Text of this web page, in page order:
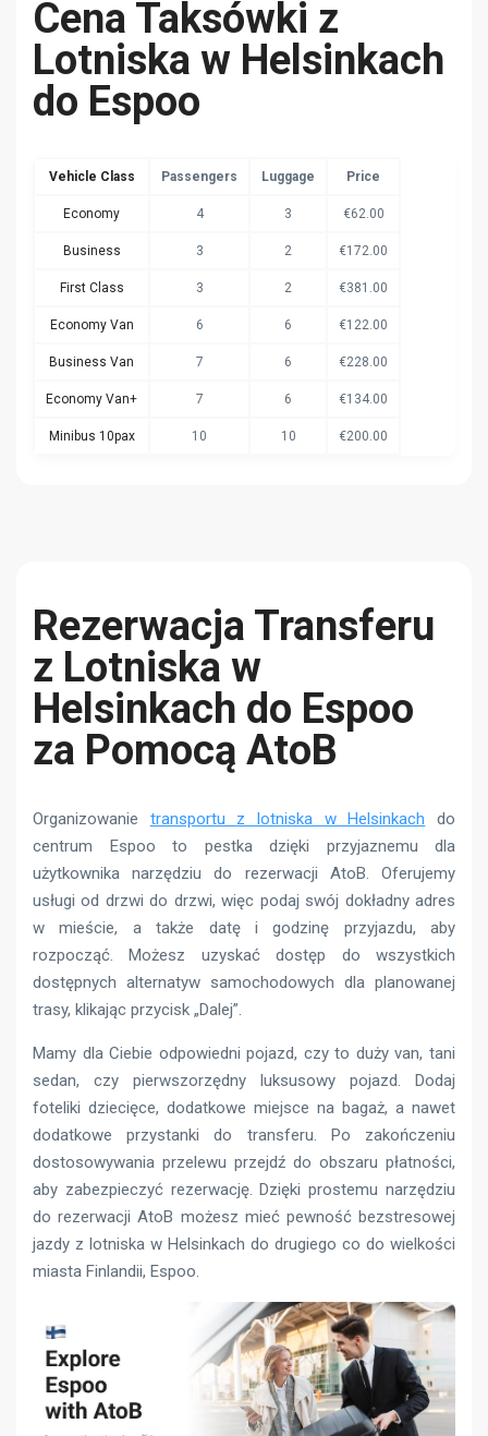
Cena Taksówki z
Lotniska w Helsinkach
do Espoo
Vehicle Class Passengers Luggage Price
Economy 4 3 €62.00
Business 3 2 €172.00
First Class 3 2 €381.00
Economy Van 6 6 €122.00
Business Van 7 6 €228.00
Economy Van+ 7 6 €134.00
Minibus 10pax 10 10 €200.00
Rezerwacja Transferu
z Lotniska w
Helsinkach do Espoo
za Pomocą AtoB
Organizowanie transportu z lotniska w Helsinkach do
centrum Espoo to pestka dzięki przyjaznemu dla
użytkownika narzędziu do rezerwacji AtoB. Oferujemy
usługi od drzwi do drzwi, więc podaj swój dokładny adres
w mieście, a także datę i godzinę przyjazdu, aby
rozpocząć. Możesz uzyskać dostęp do wszystkich
dostępnych alternatyw samochodowych dla planowanej
trasy, klikając przycisk „Dalej”.
Mamy dla Ciebie odpowiedni pojazd, czy to duży van, tani
sedan, czy pierwszorzędny luksusowy pojazd. Dodaj
foteliki dziecięce, dodatkowe miejsce na bagaż, a nawet
dodatkowe przystanki do transferu. Po zakończeniu
dostosowywania przelewu przejdź do obszaru płatności,
aby zabezpieczyć rezerwację. Dzięki prostemu narzędziu
do rezerwacji AtoB możesz mieć pewność bezstresowej
jazdy z lotniska w Helsinkach do drugiego co do wielkości
miasta Finlandii, Espoo.